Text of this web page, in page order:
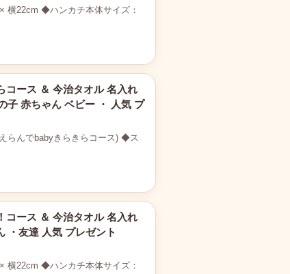
横22cm ◆ハンカチ本体サイズ：
コース ＆ 今治タオル 名入れ
子 赤ちゃん ベビー ・ 人気 プ
らんでbabyきらきらコース) ◆ス
コース ＆ 今治タオル 名入れ
・友達 人気 プレゼント
横22cm ◆ハンカチ本体サイズ：